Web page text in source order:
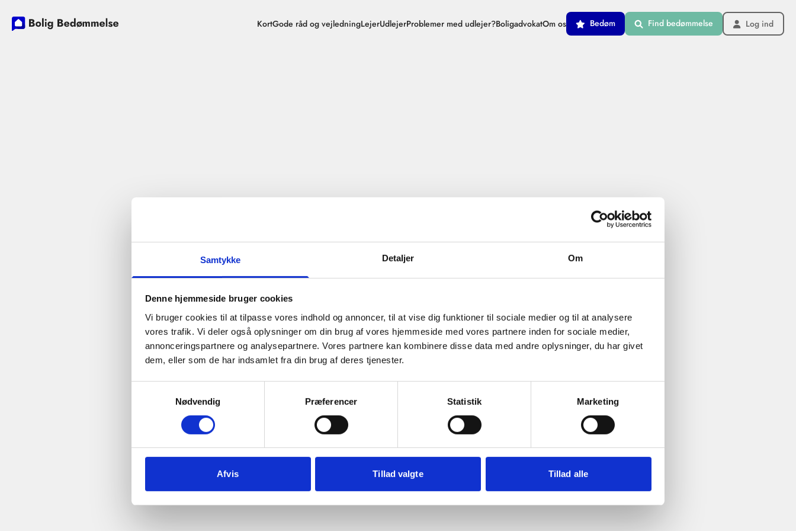
Samtykke Detaljer Om
Denne hjemmeside bruger cookies
Vi bruger cookies til at tilpasse vores indhold og annoncer, til at vise dig funktioner til sociale medier og til at analysere
vores trafik. Vi deler også oplysninger om din brug af vores hjemmeside med vores partnere inden for sociale medier,
annonceringspartnere og analysepartnere. Vores partnere kan kombinere disse data med andre oplysninger, du har givet
dem, eller som de har indsamlet fra din brug af deres tjenester.
Nødvendig
Præferencer Statistik Marketing
Afvis Tillad valgte Tillad alle
KortGode råd og vejledningLejerUdlejerProblemer med udlejer?BoligadvokatOm os Bedøm Find bedømmelse Log ind